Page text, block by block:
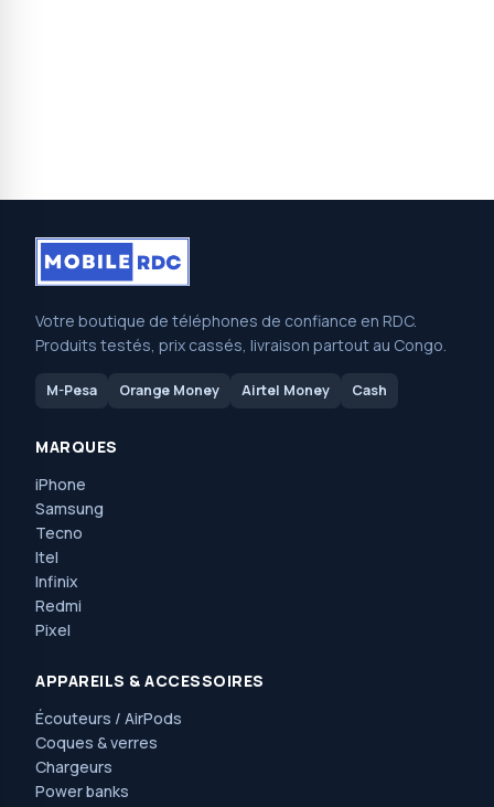
Votre boutique de téléphones de confiance en RDC.
Produits testés, prix cassés, livraison partout au Congo.
M-Pesa Orange Money Airtel Money Cash
MARQUES
iPhone
Samsung
Tecno
Itel
Infinix
Redmi
Pixel
APPAREILS & ACCESSOIRES
Écouteurs / AirPods
Coques & verres
Chargeurs
Power banks